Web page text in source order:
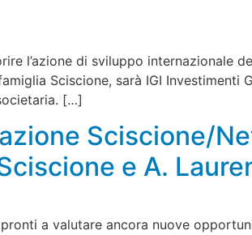
l’azione di sviluppo internazionale
Sciscione, sarà IGI
[…]
Sciscione/
e A.
a valutare ancora nuove